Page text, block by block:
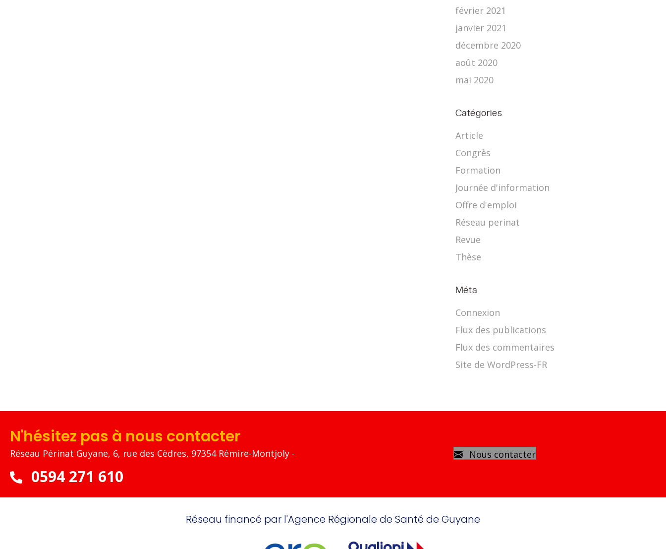
février 2021
janvier 2021
décembre 2020
août 2020
mai 2020
Catégories
Article
Congrès
Formation
Journée d'information
Offre d'emploi
Réseau perinat
Revue
Thèse
Méta
Connexion
Flux des publications
Flux des commentaires
Site de WordPress-FR
N'hésitez pas à nous contacter
Réseau Périnat Guyane, 6, rue des Cèdres, 97354 Rémire-Montjoly -
0594 271 610
Nous contacter
Réseau financé par l'Agence Régionale de Santé de Guyane